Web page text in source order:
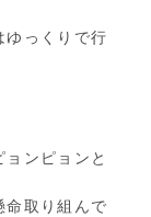
ゆっくりで行
ンピョンと
命取り組んで